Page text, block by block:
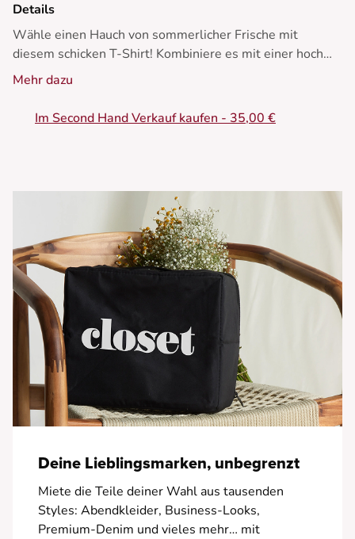
Details
Wähle einen Hauch von sommerlicher Frische mit
diesem schicken T-Shirt! Kombiniere es mit einer hoch
taillierten Jeans und Sandalen für einen lässigen und
• Aufschrift "La Dolce Vita"
Mehr dazu
Im Second Hand Verkauf kaufen - 35,00 €
Deine Lieblingsmarken, unbegrenzt
Miete die Teile deiner Wahl aus tausenden
Styles: Abendkleider, Business-Looks,
Premium-Denim und vieles mehr… mit